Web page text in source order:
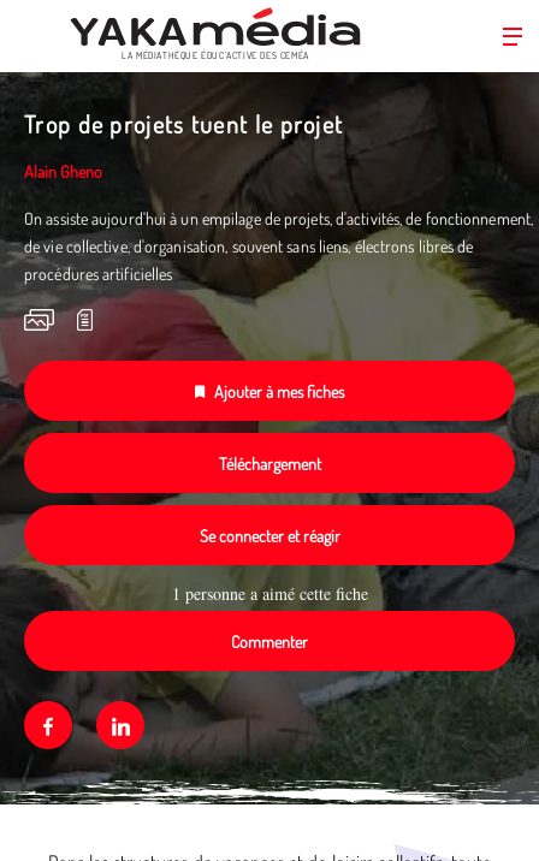
Aller
au
contenu
principal
LA MÉDIATHÈQUE ÉDUC’ACTIVE DES CEMÉA
Trop de projets tuent le projet
Alain Gheno
On assiste aujourd'hui à un empilage de projets, d'activités, de fonctionnement,
de vie collective, d'organisation, souvent sans liens, électrons libres de
procédures artificielles
Ajouter à mes fiches
Téléchargement
Se connecter et réagir
1 personne a aimé cette fiche
Commenter
FacebookLinkedin